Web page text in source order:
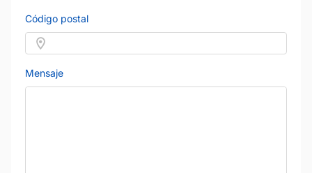
Código postal
Mensaje